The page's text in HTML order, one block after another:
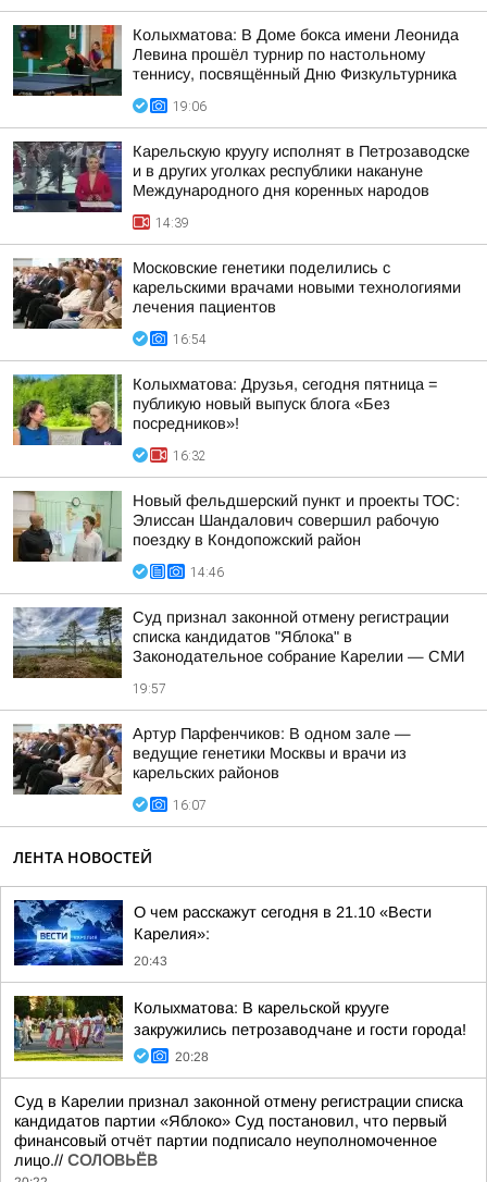
Колыхматова: В Доме бокса имени Леонида
Левина прошёл турнир по настольному
теннису, посвящённый Дню Физкультурника
19:06
Карельскую круугу исполнят в Петрозаводске
и в других уголках республики накануне
Международного дня коренных народов
14:39
Московские генетики поделились с
карельскими врачами новыми технологиями
лечения пациентов
16:54
Колыхматова: Друзья, сегодня пятница =
публикую новый выпуск блога «Без
посредников»!
16:32
Новый фельдшерский пункт и проекты ТОС:
Элиссан Шандалович совершил рабочую
поездку в Кондопожский район
14:46
Суд признал законной отмену регистрации
списка кандидатов "Яблока" в
Законодательное собрание Карелии — СМИ
19:57
Артур Парфенчиков: В одном зале —
ведущие генетики Москвы и врачи из
карельских районов
16:07
ЛЕНТА НОВОСТЕЙ
О чем расскажут сегодня в 21.10 «Вести
Карелия»:
20:43
Колыхматова: В карельской крууге
закружились петрозаводчане и гости города!
20:28
Суд в Карелии признал законной отмену регистрации списка
кандидатов партии «Яблоко» Суд постановил, что первый
финансовый отчёт партии подписало неуполномоченное
лицо.// СОЛОВЬЁВ